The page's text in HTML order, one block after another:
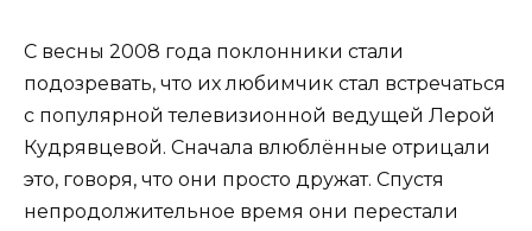
С весны 2008 года поклонники стали
подозревать, что их любимчик стал встречаться
с популярной телевизионной ведущей Лерой
Кудрявцевой. Сначала влюблённые отрицали
это, говоря, что они просто дружат. Спустя
непродолжительное время они перестали